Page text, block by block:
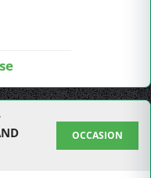
OCCASION